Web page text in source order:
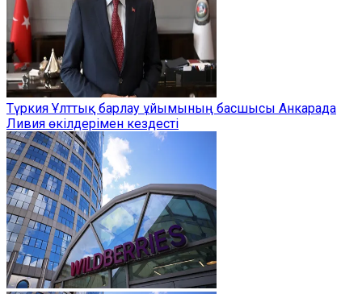
Түркия Ұлттық барлау ұйымының басшысы Анкарада
Ливия өкілдерімен кездесті